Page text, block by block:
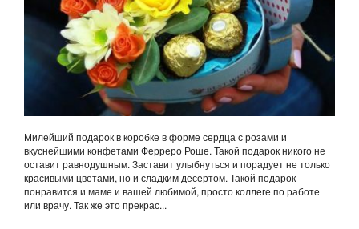
Милейший подарок в коробке в форме сердца с розами и
вкуснейшими конфетами Ферреро Роше. Такой подарок никого не
оставит равнодушным. Заставит улыбнуться и порадует не только
красивыми цветами, но и сладким десертом. Такой подарок
понравится и маме и вашей любимой, просто коллеге по работе
или врачу. Так же это прекрас...